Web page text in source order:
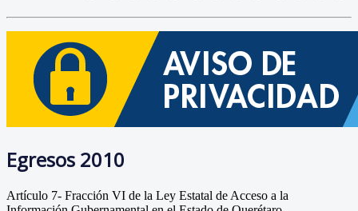
Egresos 2010
Artículo 7- Fracción VI de la Ley Estatal de Acceso a la